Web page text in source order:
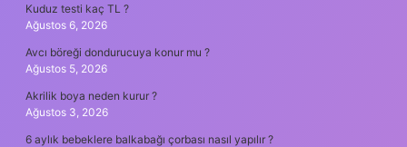
Kuduz testi kaç TL ?
Ağustos 6, 2026
Avcı böreği dondurucuya konur mu ?
Ağustos 5, 2026
Akrilik boya neden kurur ?
Ağustos 3, 2026
6 aylık bebeklere balkabağı çorbası nasıl yapılır ?